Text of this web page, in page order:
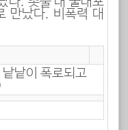
만났다. 비폭력 대
낱이 폭로되고